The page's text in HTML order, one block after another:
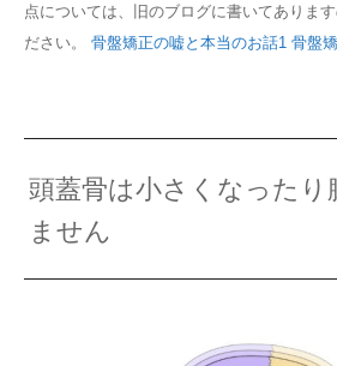
点については、旧のブログに書いてありま
ださい。 骨盤矯正の嘘と本当のお話1 骨盤
頭蓋骨は小さくなったり
ません